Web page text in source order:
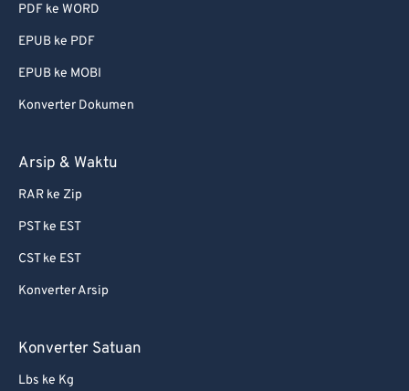
PDF ke WORD
EPUB ke PDF
EPUB ke MOBI
Konverter Dokumen
Arsip & Waktu
RAR ke Zip
PST ke EST
CST ke EST
Konverter Arsip
Konverter Satuan
Lbs ke Kg